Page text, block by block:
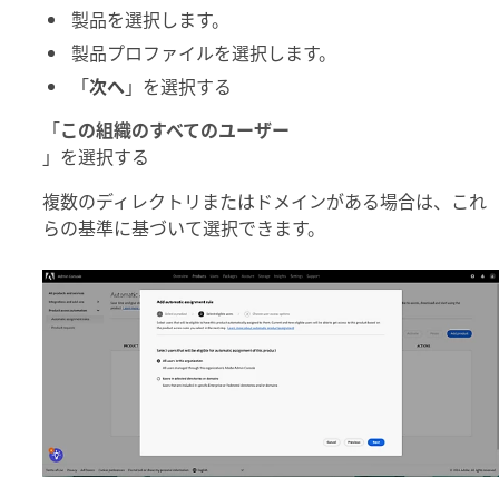
製品を選択します。
製品プロファイルを選択します。
「次へ」を選択する
「この組織のすべてのユーザー
」を選択する
複数のディレクトリまたはドメインがある場合は、これ
らの基準に基づいて選択できます。